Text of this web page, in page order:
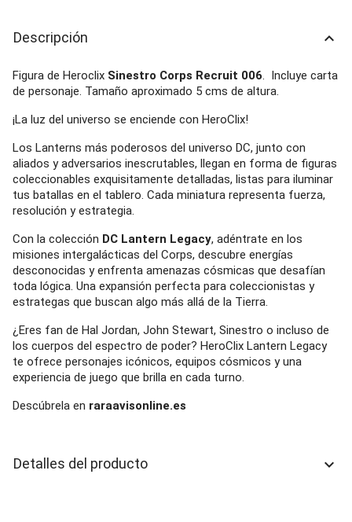
Descripción keyboard_arrow_up
Figura de Heroclix Sinestro Corps Recruit 006. Incluye carta
de personaje. Tamaño aproximado 5 cms de altura.
¡La luz del universo se enciende con HeroClix!
Los Lanterns más poderosos del universo DC, junto con
aliados y adversarios inescrutables, llegan en forma de figuras
coleccionables exquisitamente detalladas, listas para iluminar
tus batallas en el tablero. Cada miniatura representa fuerza,
resolución y estrategia.
Con la colección DC Lantern Legacy, adéntrate en los
misiones intergalácticas del Corps, descubre energías
desconocidas y enfrenta amenazas cósmicas que desafían
toda lógica. Una expansión perfecta para coleccionistas y
estrategas que buscan algo más allá de la Tierra.
¿Eres fan de Hal Jordan, John Stewart, Sinestro o incluso de
los cuerpos del espectro de poder? HeroClix Lantern Legacy
te ofrece personajes icónicos, equipos cósmicos y una
experiencia de juego que brilla en cada turno.
Descúbrela en raraavisonline.es
Detalles del producto keyboard_arrow_down